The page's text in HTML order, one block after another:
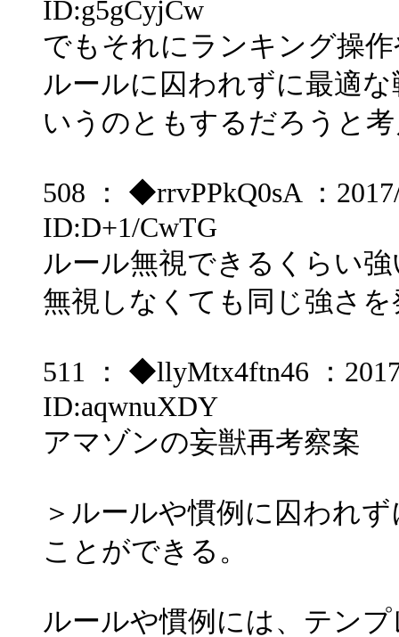
ID:g5gCyjCw
でもそれにランキング操
ルールに囚われずに最適
いうのともするだろうと
508 ： ◆rrvPPkQ0sA ：
ID:D+1/CwTG
ルール無視できるくらい
無視しなくても同じ強さ
511 ： ◆llyMtx4ftn46 ：
ID:aqwnuXDY
アマゾンの妄獣再考察案
＞ルールや慣例に囚われ
ことができる。
ルールや慣例には、テン